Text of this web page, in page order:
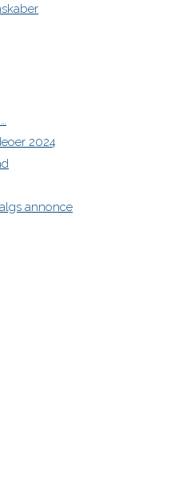
2024
annonce
by